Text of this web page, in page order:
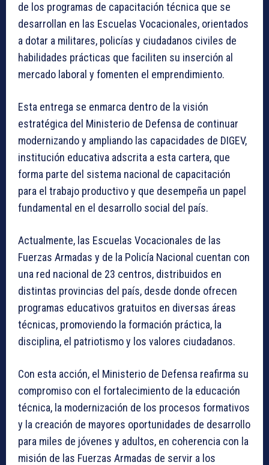
de los programas de capacitación técnica que se
desarrollan en las Escuelas Vocacionales, orientados
a dotar a militares, policías y ciudadanos civiles de
habilidades prácticas que faciliten su inserción al
mercado laboral y fomenten el emprendimiento.
Esta entrega se enmarca dentro de la visión
estratégica del Ministerio de Defensa de continuar
modernizando y ampliando las capacidades de DIGEV,
institución educativa adscrita a esta cartera, que
forma parte del sistema nacional de capacitación
para el trabajo productivo y que desempeña un papel
fundamental en el desarrollo social del país.
Actualmente, las Escuelas Vocacionales de las
Fuerzas Armadas y de la Policía Nacional cuentan con
una red nacional de 23 centros, distribuidos en
distintas provincias del país, desde donde ofrecen
programas educativos gratuitos en diversas áreas
técnicas, promoviendo la formación práctica, la
disciplina, el patriotismo y los valores ciudadanos.
Con esta acción, el Ministerio de Defensa reafirma su
compromiso con el fortalecimiento de la educación
técnica, la modernización de los procesos formativos
y la creación de mayores oportunidades de desarrollo
para miles de jóvenes y adultos, en coherencia con la
misión de las Fuerzas Armadas de servir a los